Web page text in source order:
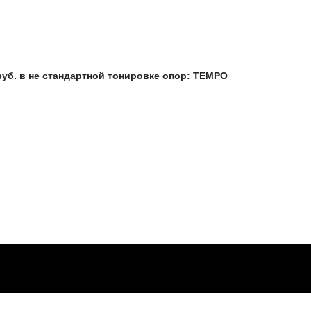
в не стандартной тонировке опор: TEMPO